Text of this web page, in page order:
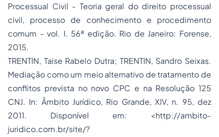
Processual Civil - Teoria geral do direito processual
civil, processo de conhecimento e procedimento
comum - vol. I. 56ª edição. Rio de Janeiro: Forense,
2015.
TRENTIN, Taise Rabelo Dutra; TRENTIN, Sandro Seixas.
Mediação como um meio alternativo de tratamento de
conflitos prevista no novo CPC e na Resolução 125
CNJ. In: Âmbito Jurídico, Rio Grande, XIV, n. 95, dez
2011. Disponível em: <http://ambito-
juridico.com.br/site/?